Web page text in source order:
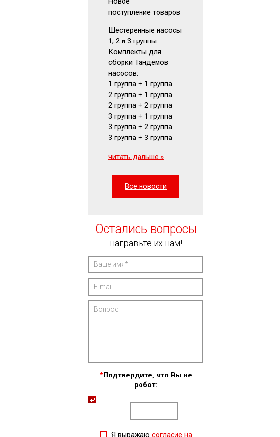
поступление товаров
Шестеренные насосы
1, 2 и 3 группы
Комплекты для
сборки Тандемов
насосов:
1 группа + 1 группа
2 группа + 1 группа
2 группа + 2 группа
3 группа + 1 группа
3 группа + 2 группа
3 группа + 3 группа
читать дальше »
Все новости
Остались вопросы
направьте их нам!
*Подтвердите, что Вы не
робот:
Я выражаю согласие на